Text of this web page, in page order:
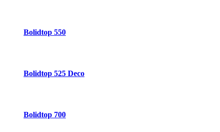
Bolidtop 550
Bolidtop 525 Deco
Bolidtop 700